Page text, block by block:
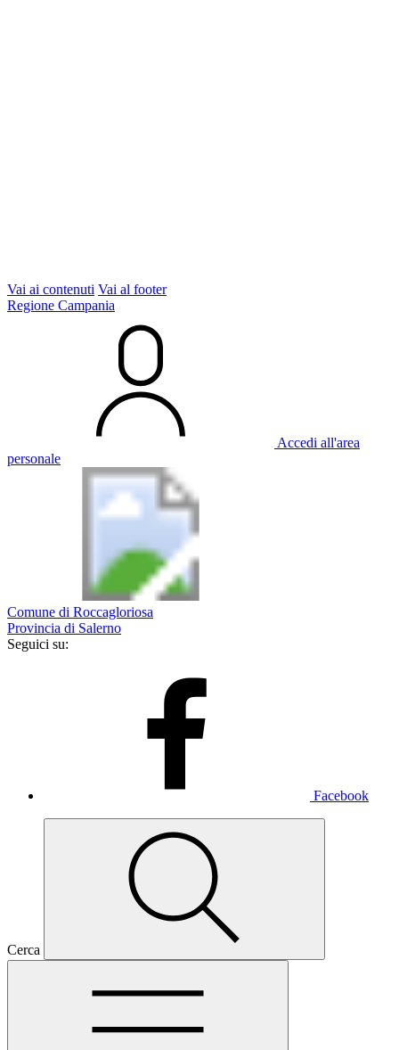
Vai ai contenuti Vai al footer
Regione Campania
Accedi all'area
personale
Comune di Roccagloriosa
Provincia di Salerno
Seguici su:
Facebook
Cerca